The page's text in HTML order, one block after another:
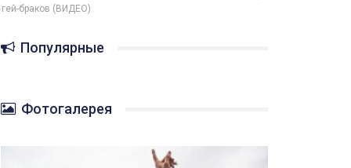
гей-браков (ВИДЕО)
Популярные
Фотогалерея